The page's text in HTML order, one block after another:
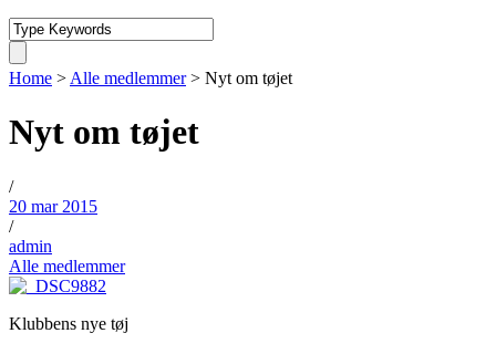
Home > Alle medlemmer > Nyt om tøjet
Nyt om tøjet
/
20 mar 2015
/
admin
Alle medlemmer
Klubbens nye tøj